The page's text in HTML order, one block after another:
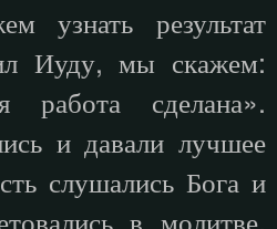
узнать результат
Иуду, мы скажем:
работа сделана».
и давали лучшее
слушались Бога и
в молитве,